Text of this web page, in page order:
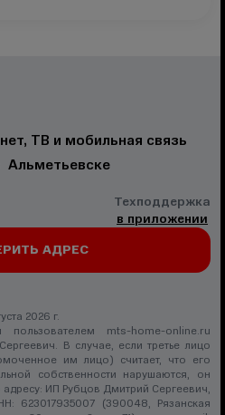
ТВ и мобильная связь
Альметьевске
Техподдержка
в приложении
АДРЕС
2026 г.
mts-home-online.ru
В случае, если третье лицо
им лицо) считает, что его
собственности нарушаются, он
ИП Рубцов Дмитрий Сергеевич,
623017935007 (390048, Рязанская